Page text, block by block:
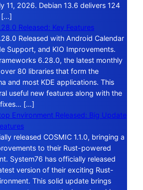
11, 2026. Debian 13.6 delivers 124
[…]
Released: Key Features
Released with Android Calendar
Support, and KIO Improvements.
6.28.0, the latest monthly
80 libraries that form the
and most KDE applications. This
useful new features along with the
fixes… […]
Environment Released: Big Update
released COSMIC 1.1.0, bringing a
to their Rust-powered
System76 has officially released
version of their exciting Rust-
This solid update brings